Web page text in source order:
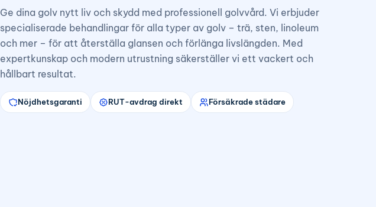
Ge dina golv nytt liv och skydd med professionell golvvård. Vi erbjuder
specialiserade behandlingar för alla typer av golv – trä, sten, linoleum
och mer – för att återställa glansen och förlänga livslängden. Med
expertkunskap och modern utrustning säkerställer vi ett vackert och
hållbart resultat.
Nöjdhetsgaranti RUT-avdrag direkt Försäkrade städare